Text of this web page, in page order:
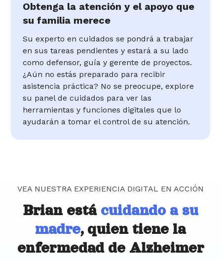
Obtenga la atención y el apoyo que
su familia merece
Su experto en cuidados se pondrá a trabajar
en sus tareas pendientes y estará a su lado
como defensor, guía y gerente de proyectos.
¿Aún no estás preparado para recibir
asistencia práctica? No se preocupe, explore
su panel de cuidados para ver las
herramientas y funciones digitales que lo
ayudarán a tomar el control de su atención.
VEA NUESTRA EXPERIENCIA DIGITAL EN ACCIÓN
Brian está cuidando a su
madre, quien tiene la
enfermedad de Alzheimer